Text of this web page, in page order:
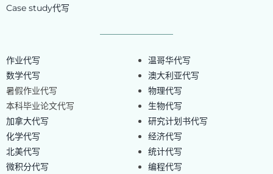
Case study代写
作业代写
数学代写
暑假作业代写
本科毕业论文代写
加拿大代写
化学代写
北美代写
微积分代写
温哥华代写
澳大利亚代写
物理代写
生物代写
研究计划书代写
经济代写
统计代写
编程代写